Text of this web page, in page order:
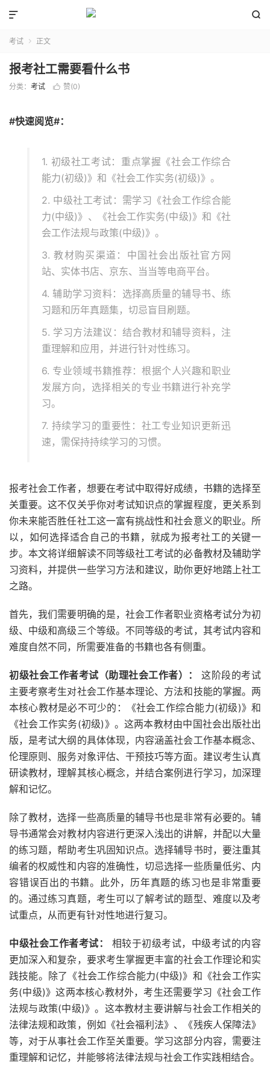


考试  正文
报考社工需要看什么书
分类： 考试  赞(0)
#快速阅览#：
1. 初级社工考试：重点掌握《社会工作综合
能力(初级)》和《社会工作实务(初级)》。
2. 中级社工考试：需学习《社会工作综合能
力(中级)》、《社会工作实务(中级)》和《社
会工作法规与政策(中级)》。
3. 教材购买渠道：中国社会出版社官方网
站、实体书店、京东、当当等电商平台。
4. 辅助学习资料：选择高质量的辅导书、练
习题和历年真题集，切忌盲目刷题。
5. 学习方法建议：结合教材和辅导资料，注
重理解和应用，并进行针对性练习。
6. 专业领域书籍推荐：根据个人兴趣和职业
发展方向，选择相关的专业书籍进行补充学
习。
7. 持续学习的重要性：社工专业知识更新迅
速，需保持持续学习的习惯。
报考社会工作者，想要在考试中取得好成绩，书籍的选择至
关重要。这不仅关乎你对考试知识点的掌握程度，更关系到
你未来能否胜任社工这一富有挑战性和社会意义的职业。所
以，如何选择适合自己的书籍，就成为报考社工的关键一
步。本文将详细解读不同等级社工考试的必备教材及辅助学
习资料，并提供一些学习方法和建议，助你更好地踏上社工
之路。
首先，我们需要明确的是，社会工作者职业资格考试分为初
级、中级和高级三个等级。不同等级的考试，其考试内容和
难度自然不同，所需要准备的书籍也各有侧重。
初级社会工作者考试（助理社会工作者）：
这阶段的考试
主要考察考生对社会工作基本理论、方法和技能的掌握。两
本核心教材是必不可少的：《社会工作综合能力(初级)》和
《社会工作实务(初级)》。这两本教材由中国社会出版社出
版，是考试大纲的具体体现，内容涵盖社会工作基本概念、
伦理原则、服务对象评估、干预技巧等方面。建议考生认真
研读教材，理解其核心概念，并结合案例进行学习，加深理
解和记忆。
除了教材，选择一些高质量的辅导书也是非常有必要的。辅
导书通常会对教材内容进行更深入浅出的讲解，并配以大量
的练习题，帮助考生巩固知识点。选择辅导书时，要注重其
编者的权威性和内容的准确性，切忌选择一些质量低劣、内
容错误百出的书籍。此外，历年真题的练习也是非常重要
的。通过练习真题，考生可以了解考试的题型、难度以及考
试重点，从而更有针对性地进行复习。
中级社会工作者考试：
相较于初级考试，中级考试的内容
更加深入和复杂，要求考生掌握更丰富的社会工作理论和实
践技能。除了《社会工作综合能力(中级)》和《社会工作实
务(中级)》这两本核心教材外，考生还需要学习《社会工作
法规与政策(中级)》。这本教材主要讲解与社会工作相关的
法律法规和政策，例如《社会福利法》、《残疾人保障法》
等，对于从事社会工作至关重要。学习这部分内容，需要注
重理解和记忆，并能够将法律法规与社会工作实践相结合。